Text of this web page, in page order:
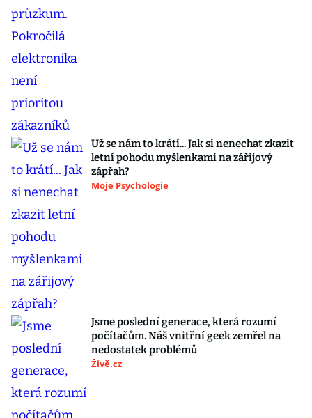
Už se nám to krátí... Jak si nenechat zkazit
letní pohodu myšlenkami na zářijový
zápřah?
Moje Psychologie
Jsme poslední generace, která rozumí
počítačům. Náš vnitřní geek zemřel na
nedostatek problémů
Živě.cz